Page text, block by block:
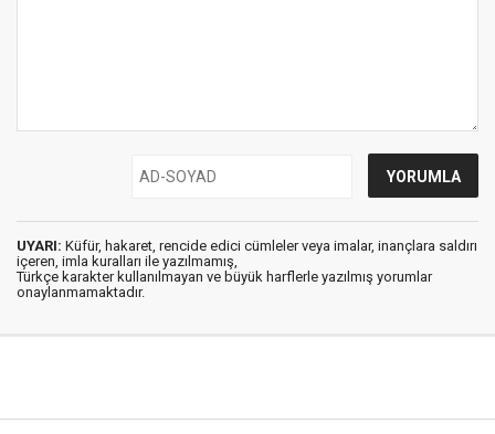
UYARI: Küfür, hakaret, rencide edici cümleler veya imalar, inançlara saldırı
içeren, imla kuralları ile yazılmamış,
Türkçe karakter kullanılmayan ve büyük harflerle yazılmış yorumlar
onaylanmamaktadır.